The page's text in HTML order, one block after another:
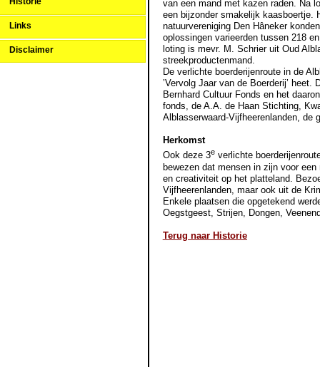
Links
Disclaimer
van een mand met kazen raden. Na
een bijzonder smakelijk kaasboertje.
natuurvereniging Den Hâneker
oplossingen varieerden tussen 218
loting is mevr. M. Schrier uit Oud
streekproductenmand.
De verlichte boerderijenroute in de
’Vervolg Jaar van de Boerderij’
Bernhard Cultuur Fonds en het
fonds, de A.A. de Haan Stichting,
Alblasserwaard-Vijfheerenlanden, de
Herkomst
Ook deze 3everlichte
bewezen dat mensen in zijn voor
en creativiteit op het platteland.
Vijfheerenlanden, maar ook uit de
Enkele plaatsen die opgetekend
Oegstgeest, Strijen, Dongen,
Terug naar Historie